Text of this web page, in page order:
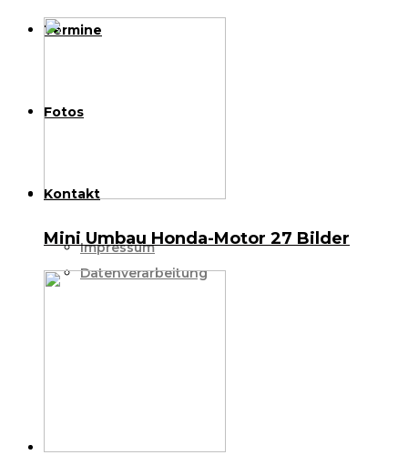
Termine
Fotos
Kontakt
Impressum
Datenverarbeitung
Mini Umbau Honda-Motor 27 Bilder